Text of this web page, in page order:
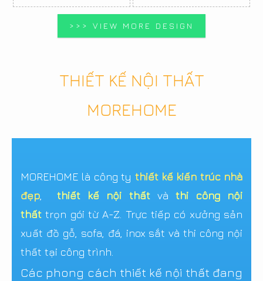
>>> VIEW MORE DESIGN
THIẾT KẾ NỘI THẤT
MOREHOME
MOREHOME là công ty thiết kế kiến trúc nhà
đẹp
thiết kế nội thấtvàthi công nội
thất trọn gói từ A-Z. Trực tiếp có xưởng sản
xuất đồ gỗ, sofa, đá, inox sắt và thi công nội
thất tại công trình.
Các phong cách thiết kế nội thất đang